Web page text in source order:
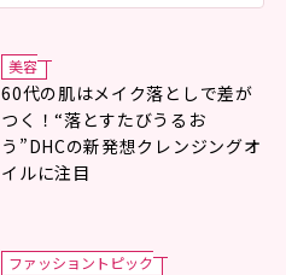
美容
60代の肌はメイク落としで差が
つく！“落とすたびうるお
う”DHCの新発想クレンジングオ
イルに注目
ファッショントピック